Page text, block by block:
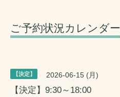
ご予約状況カレンダー
【決定】 2026-06-15 (月)
【決定】9:30～18:00